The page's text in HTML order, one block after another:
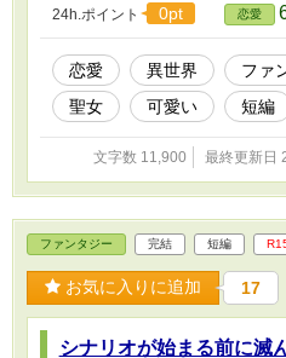
24h.ポイント 0pt 恋愛
恋愛 異世界 ファ
聖女
可愛い 短編
文字数 11,900 最終更新日
ファンタジー 完結 短編
お気に入りに追加 17
シナリオが始まる前に滅